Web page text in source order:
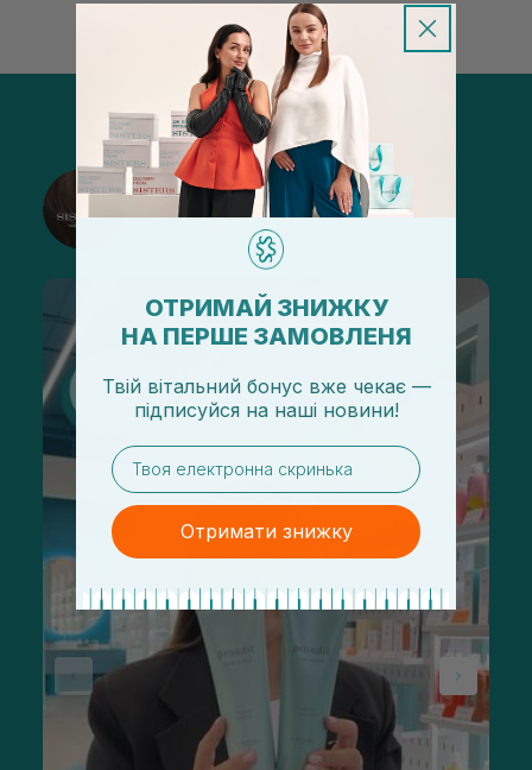
@sisters_stelmakh в Instagram
ОТРИМАЙ ЗНИЖКУ
НА ПЕРШЕ ЗАМОВЛЕНЯ
Твій вітальний бонус вже чекає —
підписуйся на наші новини!
email
Отримати знижку